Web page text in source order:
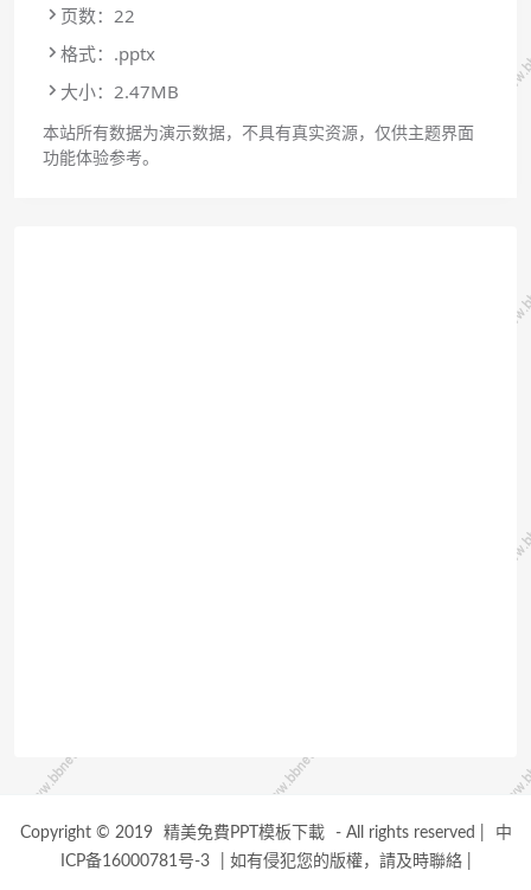
页数：22
格式：.pptx
大小：2.47MB
本站所有数据为演示数据，不具有真实资源，仅供主题界面
功能体验参考。
Copyright © 2019 精美免費PPT模板下載 - All rights reserved
中
ICP备16000781号-3
如有侵犯您的版權，請及時聯絡|